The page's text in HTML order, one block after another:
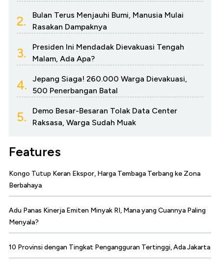
2.
Bulan Terus Menjauhi Bumi, Manusia Mulai
Rasakan Dampaknya
3.
Presiden Ini Mendadak Dievakuasi Tengah
Malam, Ada Apa?
4.
Jepang Siaga! 260.000 Warga Dievakuasi,
500 Penerbangan Batal
5.
Demo Besar-Besaran Tolak Data Center
Raksasa, Warga Sudah Muak
Features
Kongo Tutup Keran Ekspor, Harga Tembaga Terbang ke Zona
Berbahaya
Adu Panas Kinerja Emiten Minyak RI, Mana yang Cuannya Paling
Menyala?
10 Provinsi dengan Tingkat Pengangguran Tertinggi, Ada Jakarta